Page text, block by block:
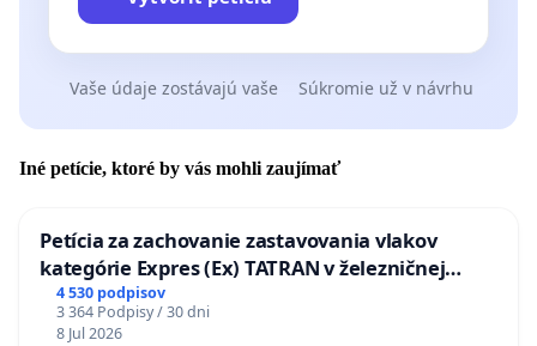
Vaše údaje zostávajú vaše Súkromie už v návrhu
Iné petície, ktoré by vás mohli zaujímať
Petícia za zachovanie zastavovania vlakov
kategórie Expres (Ex) TATRAN v železničnej
stanici Púchov
4 530 podpisov
3 364 Podpisy / 30 dni
8 Jul 2026